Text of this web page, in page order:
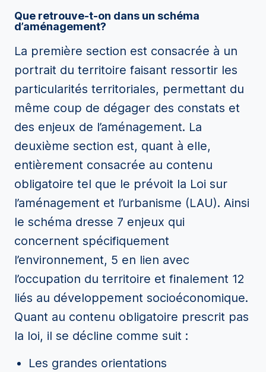
Que retrouve-t-on dans un schéma
d’aménagement?
La première section est consacrée à un
portrait du territoire faisant ressortir les
particularités territoriales, permettant du
même coup de dégager des constats et
des enjeux de l’aménagement. La
deuxième section est, quant à elle,
entièrement consacrée au contenu
obligatoire tel que le prévoit la Loi sur
l’aménagement et l’urbanisme (LAU). Ainsi
le schéma dresse 7 enjeux qui
concernent spécifiquement
l’environnement, 5 en lien avec
l’occupation du territoire et finalement 12
liés au développement socioéconomique.
Quant au contenu obligatoire prescrit pas
la loi, il se décline comme suit :
Les grandes orientations